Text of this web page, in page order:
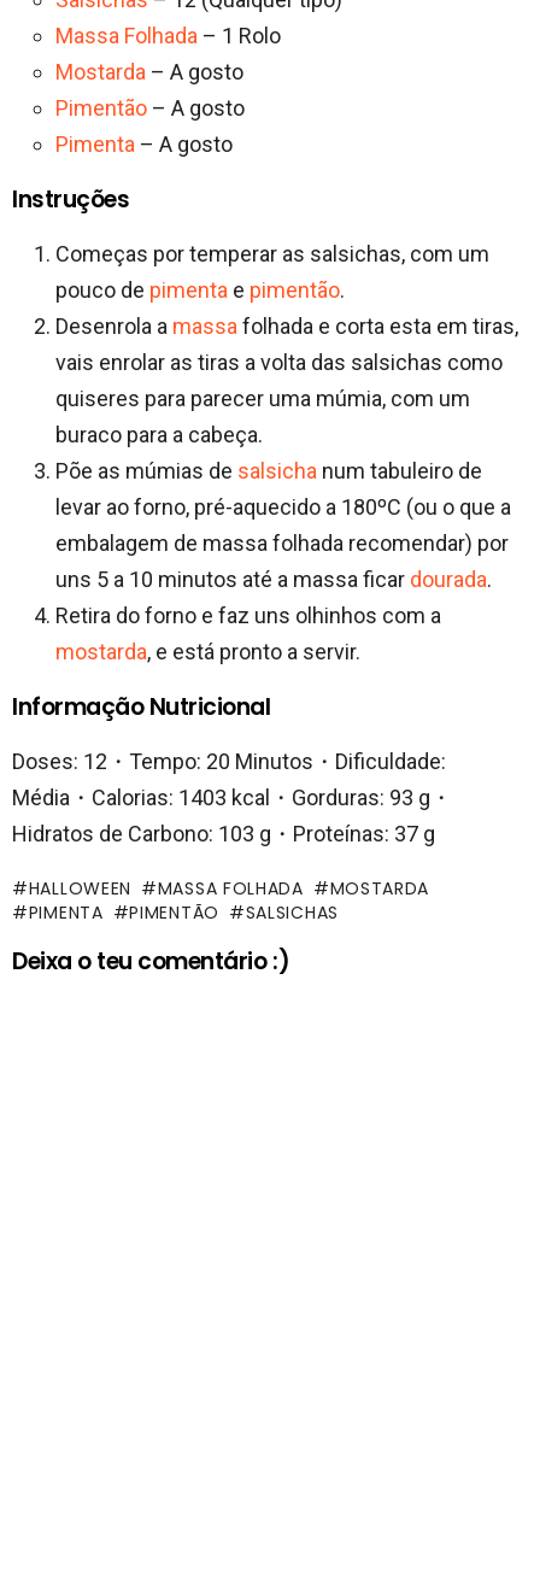
Massa Folhada – 1 Rolo
Mostarda – A gosto
Pimentão – A gosto
Pimenta – A gosto
Instruções
Começas por temperar as salsichas, com um
pouco de pimenta e pimentão.
Desenrola a massafolhada e corta esta em tiras,
vais enrolar as tiras a volta das salsichas como
quiseres para parecer uma múmia, com um
buraco para a cabeça.
Põe as múmias de salsicha num tabuleiro de
levar ao forno, pré-aquecido a 180ºC (ou o que a
embalagem de massa folhada recomendar) por
uns 5 a 10 minutos até a massa ficar dourada.
Retira do forno e faz uns olhinhos com a
mostarda, e está pronto a servir.
Informação Nutricional
Doses: 12・Tempo: 20 Minutos・Dificuldade:
Média・Calorias: 1403 kcal・Gorduras: 93 g・
Hidratos de Carbono: 103 g・Proteínas: 37 g
HALLOWEEN MASSA FOLHADA
MOSTARDA
PIMENTA
PIMENTÃO SALSICHAS
Deixa o teu comentário :)